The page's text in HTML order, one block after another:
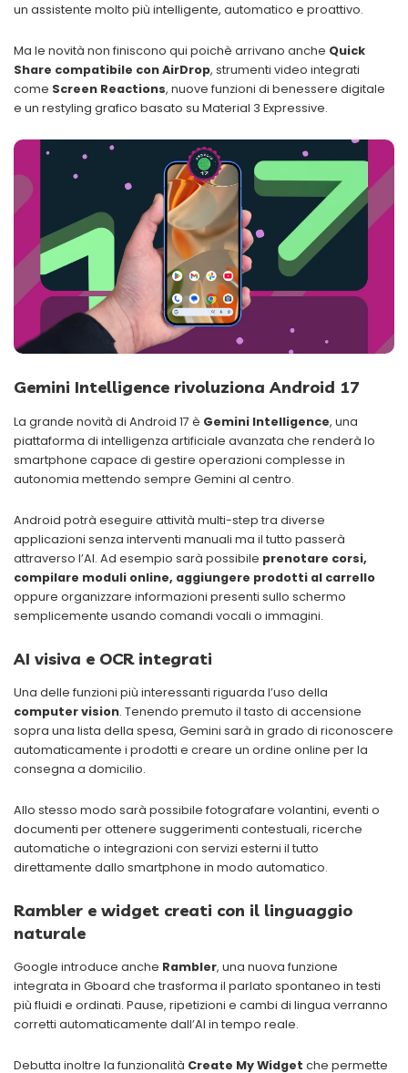
un assistente molto più intelligente, automatico e proattivo.
Ma le novità non finiscono qui poichè arrivano anche Quick
Share compatibile con AirDrop, strumenti video integrati
come Screen Reactions, nuove funzioni di benessere digitale
e un restyling grafico basato su Material 3 Expressive.
Gemini Intelligence rivoluziona Android 17
La grande novità di Android 17 è Gemini Intelligence, una
piattaforma di intelligenza artificiale avanzata che renderà lo
smartphone capace di gestire operazioni complesse in
autonomia mettendo sempre Gemini al centro.
Android potrà eseguire attività multi-step tra diverse
applicazioni senza interventi manuali ma il tutto passerà
attraverso l’AI. Ad esempio sarà possibile prenotare corsi,
compilare moduli online, aggiungere prodotti al carrello
oppure organizzare informazioni presenti sullo schermo
semplicemente usando comandi vocali o immagini.
AI visiva e OCR integrati
Una delle funzioni più interessanti riguarda l’uso della
computer vision. Tenendo premuto il tasto di accensione
sopra una lista della spesa, Gemini sarà in grado di riconoscere
automaticamente i prodotti e creare un ordine online per la
consegna a domicilio.
Allo stesso modo sarà possibile fotografare volantini, eventi o
documenti per ottenere suggerimenti contestuali, ricerche
automatiche o integrazioni con servizi esterni il tutto
direttamente dallo smartphone in modo automatico.
Rambler e widget creati con il linguaggio
naturale
Google introduce anche Rambler, una nuova funzione
integrata in Gboard che trasforma il parlato spontaneo in testi
più fluidi e ordinati. Pause, ripetizioni e cambi di lingua verranno
corretti automaticamente dall’AI in tempo reale.
Debutta inoltre la funzionalità Create My Widget che permette